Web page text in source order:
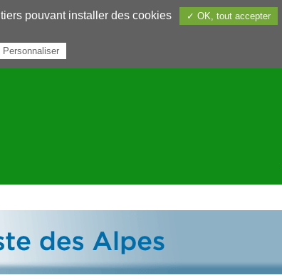
annonces Nous contacter Utile
pouvant installer des cookies ✓ OK, tout accepter
Personnaliser